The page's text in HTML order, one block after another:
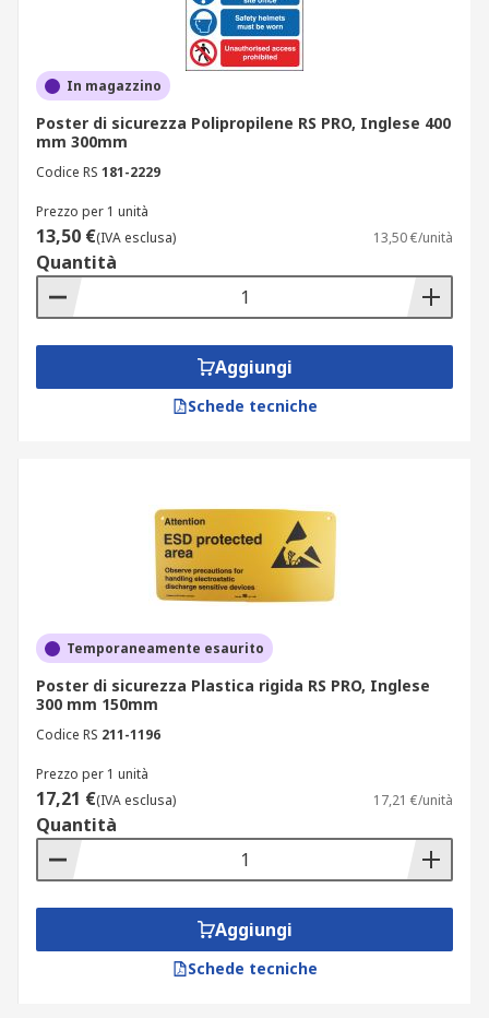
In magazzino
Poster di sicurezza Polipropilene RS PRO, Inglese 400
mm 300mm
Codice RS 181-2229
Prezzo per 1 unità
13,50 €(IVA esclusa) 13,50 €/unità
Quantità
Aggiungi
Schede tecniche
Temporaneamente esaurito
Poster di sicurezza Plastica rigida RS PRO, Inglese
300 mm 150mm
Codice RS 211-1196
Prezzo per 1 unità
17,21 €(IVA esclusa) 17,21 €/unità
Quantità
Aggiungi
Schede tecniche